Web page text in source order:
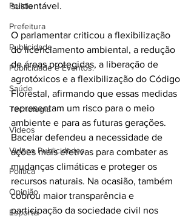
Policia
Prefeitura
Publicidade
Publicidade e Eventos.
Saúde
Tecnologia
Videos
Videos Publicidades
Política
Opinião
Esporte
sustentável.
O parlamentar criticou a flexibilização
do licenciamento ambiental, a redução
de áreas protegidas, a liberação de
agrotóxicos e a flexibilização do Código
Florestal, afirmando que essas medidas
representam um risco para o meio
ambiente e para as futuras gerações.
Bacelar defendeu a necessidade de
ações mais efetivas para combater as
mudanças climáticas e proteger os
recursos naturais. Na ocasião, também
cobrou maior transparência e
participação da sociedade civil nos